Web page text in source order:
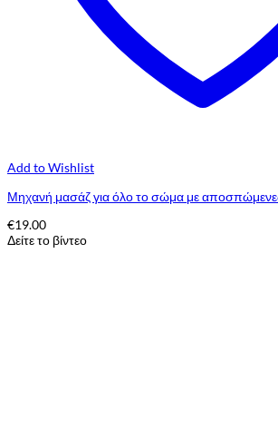
Add to Wishlist
Μηχανή μασάζ για όλο το σώμα με
€19.00
Δείτε το βίντεο